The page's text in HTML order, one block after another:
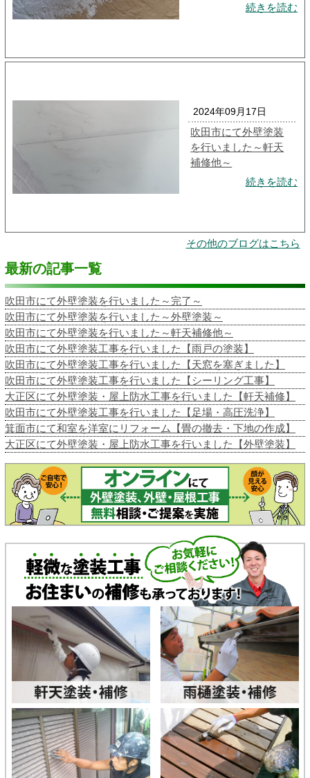
続きを読む
2024年09月17日
吹田市にて外壁塗装
を行いました～軒天
補修他～
続きを読む
その他のブログはこちら
最新の記事一覧
吹田市にて外壁塗装を行いました～完了～
吹田市にて外壁塗装を行いました～外壁塗装～
吹田市にて外壁塗装を行いました～軒天補修他～
吹田市にて外壁塗装工事を行いました【雨戸の塗装】
吹田市にて外壁塗装工事を行いました【天窓を塞ぎました】
吹田市にて外壁塗装工事を行いました【シーリング工事】
大正区にて外壁塗装・屋上防水工事を行いました【軒天補修】
吹田市にて外壁塗装工事を行いました【足場・高圧洗浄】
箕面市にて和室を洋室にリフォーム【畳の撤去・下地の作成】
大正区にて外壁塗装・屋上防水工事を行いました【外壁塗装】